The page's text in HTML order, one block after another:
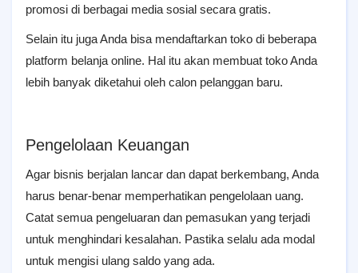
promosi di berbagai media sosial secara gratis.
Selain itu juga Anda bisa mendaftarkan toko di beberapa
platform belanja online. Hal itu akan membuat toko Anda
lebih banyak diketahui oleh calon pelanggan baru.
Pengelolaan Keuangan
Agar bisnis berjalan lancar dan dapat berkembang, Anda
harus benar-benar memperhatikan pengelolaan uang.
Catat semua pengeluaran dan pemasukan yang terjadi
untuk menghindari kesalahan. Pastika selalu ada modal
untuk mengisi ulang saldo yang ada.